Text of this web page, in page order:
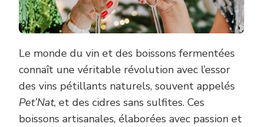
Le monde du vin et des boissons fermentées
connaît une véritable révolution avec l’essor
des vins pétillants naturels, souvent appelés
Pet’Nat, et des cidres sans sulfites. Ces
boissons artisanales, élaborées avec passion et